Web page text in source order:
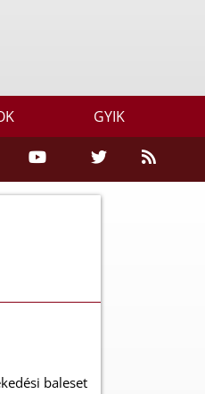
GYIK
baleset